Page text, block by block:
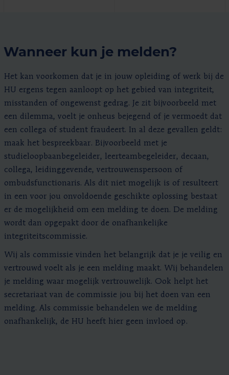
Wanneer kun je melden?
Het kan voorkomen dat je in jouw opleiding of werk bij de
HU ergens tegen aanloopt op het gebied van integriteit,
misstanden of ongewenst gedrag. Je zit bijvoorbeeld met
een dilemma, voelt je onheus bejegend of je vermoedt dat
een collega of student fraudeert. In al deze gevallen geldt:
maak het bespreekbaar. Bijvoorbeeld met je
studieloopbaanbegeleider, leerteambegeleider, decaan,
collega, leidinggevende, vertrouwenspersoon of
ombudsfunctionaris. Als dit niet mogelijk is of resulteert
in een voor jou onvoldoende geschikte oplossing bestaat
er de mogelijkheid om een melding te doen. De melding
wordt dan opgepakt door de onafhankelijke
integriteitscommissie.
Wij als commissie vinden het belangrijk dat je je veilig en
vertrouwd voelt als je een melding maakt. Wij behandelen
je melding waar mogelijk vertrouwelijk. Ook helpt het
secretariaat van de commissie jou bij het doen van een
melding. Als commissie behandelen we de melding
onafhankelijk, de HU heeft hier geen invloed op.